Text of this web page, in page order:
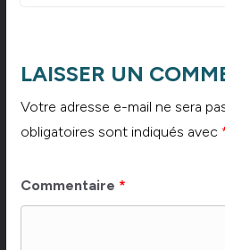
LAISSER UN
Votre adresse e-mail ne sera
obligatoires sont indiqués avec
Commentaire *